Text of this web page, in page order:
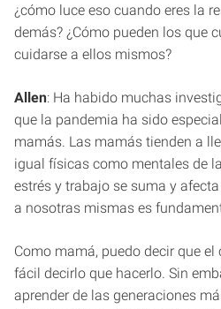
¿cómo luce eso cuando eres la
demás? ¿Cómo pueden los que
cuidarse a ellos mismos?
Allen: Ha habido muchas
que la pandemia ha sido
mamás. Las mamás tienden a
igual físicas como mentales de
estrés y trabajo se suma y
a nosotras mismas es
Como mamá, puedo decir que
fácil decirlo que hacerlo. Sin
aprender de las generaciones